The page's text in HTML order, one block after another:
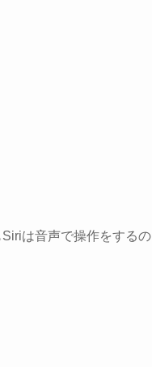
は音声で操作をするの